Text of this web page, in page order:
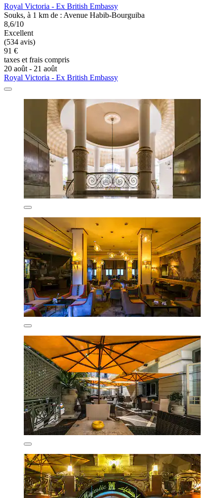
Royal Victoria - Ex British Embassy
Souks, à 1 km de : Avenue Habib-Bourguiba
8,6/10
Excellent
(534 avis)
91 €
taxes et frais compris
20 août - 21 août
Royal Victoria - Ex British Embassy